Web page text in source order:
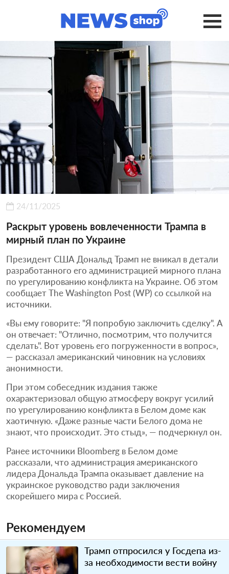
24/11/2025
Раскрыт уровень вовлеченности Трампа в
мирный план по Украине
Президент США Дональд Трамп не вникал в детали
разработанного его администрацией мирного плана
по урегулированию конфликта на Украине. Об этом
сообщает The Washington Post (WP) со ссылкой на
источники.
«Вы ему говорите: "Я попробую заключить сделку". А
он отвечает: "Отлично, посмотрим, что получится
сделать". Вот уровень его погруженности в вопрос»,
— рассказал американский чиновник на условиях
анонимности.
При этом собеседник издания также
охарактеризовал общую атмосферу вокруг усилий
по урегулированию конфликта в Белом доме как
хаотичную. «Даже разные части Белого дома не
знают, что происходит. Это стыд», — подчеркнул он.
Ранее источники Bloomberg в Белом доме
рассказали, что администрация американского
лидера Дональда Трампа оказывает давление на
украинское руководство ради заключения
скорейшего мира с Россией.
Рекомендуем
Трамп отпросился у Госдепа из-
за необходимости вести войну